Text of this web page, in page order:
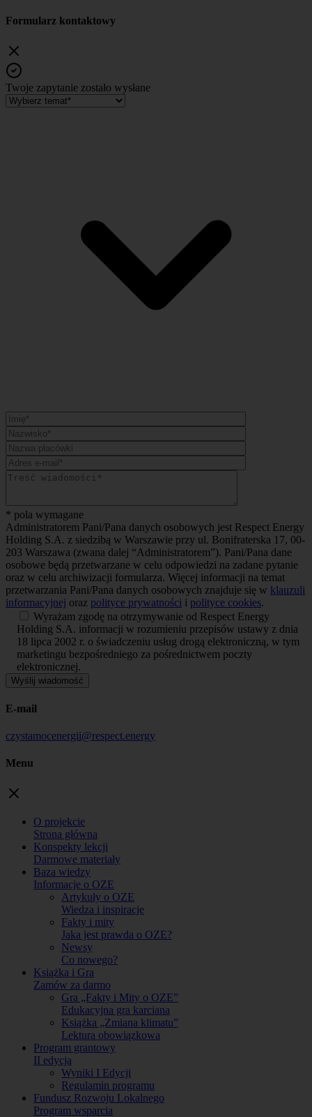
Formularz kontaktowy
Twoje zapytanie zostało wysłane
* pola wymagane
Administratorem Pani/Pana danych osobowych jest Respect Energy
Holding S.A. z siedzibą w Warszawie przy ul. Bonifraterska 17, 00-
203 Warszawa (zwana dalej “Administratorem”). Pani/Pana dane
osobowe będą przetwarzane w celu odpowiedzi na zadane pytanie
oraz w celu archiwizacji formularza. Więcej informacji na temat
przetwarzania Pani/Pana danych osobowych znajduje się w klauzuli
informacyjnej oraz polityce prywatności i polityce cookies.
Wyrażam zgodę na otrzymywanie od Respect Energy
Holding S.A. informacji w rozumieniu przepisów ustawy z dnia
18 lipca 2002 r. o świadczeniu usług drogą elektroniczną, w tym
marketingu bezpośredniego za pośrednictwem poczty
elektronicznej.
E-mail
czystamocenergii@respect.energy
Menu
O projekcie
Strona główna
Konspekty lekcji
Darmowe materiały
Baza wiedzy
Informacje o OZE
Artykuły o OZE
Wiedza i inspiracje
Fakty i mity
Jaka jest prawda o OZE?
Newsy
Co nowego?
Książka i Gra
Zamów za darmo
Gra „Fakty i Mity o OZE”
Edukacyjna gra karciana
Książka „Zmiana klimatu”
Lektura obowiązkowa
Program grantowy
II edycja
Wyniki I Edycji
Regulamin programu
Fundusz Rozwoju Lokalnego
Program wsparcia